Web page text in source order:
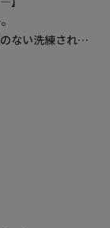
ない洗練された
ぶれます。
り込まれたデザ